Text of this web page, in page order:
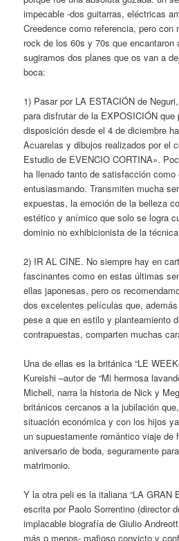
impecable -dos guitarras, eléctricas
Creedence como referencia, pero con
rock de los 60s y 70s que encantaron
sugiramos dos planes que os van a
boca:
1) Pasar por LA ESTACIÓN de
para disfrutar de la EXPOSICIÓN que
disposición desde el 4 de diciembre
Acuarelas y dibujos realizados por el
Estudio de EVENCIO CORTINA».
ha llenado tanto de satisfacción
entusiasmando. Transmiten mucha
expuestas, la emoción de la belleza
estético y anímico que solo se logra
dominio no exhibicionista de la técnica
2) IR AL CINE. No siempre hay en
fascinantes como en estas últimas
ellas japonesas, pero os
dos excelentes películas que,
pese a que en estilo y planteamiento
contrapuestas, comparten muchas
Una de ellas es la británica “LE
Kureishi –autor de “Mi hermosa
Michell, narra la historia de Nick y
británicos cercanos a la jubilación
situación económica y con los hijos
un supuestamente romántico viaje de
aniversario de boda, seguramente
matrimonio.
Y la otra peli es la italiana “LA GRAN
escrita por Paolo Sorrentino (director
implacable biografía de Giulio
más o menos- mafioso convicto y